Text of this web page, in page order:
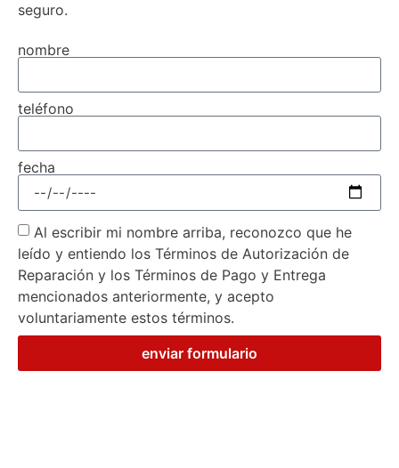
seguro.
nombre
teléfono
fecha
Al escribir mi nombre arriba, reconozco que he
leído y entiendo los Términos de Autorización de
Reparación y los Términos de Pago y Entrega
mencionados anteriormente, y acepto
voluntariamente estos términos.
enviar formulario